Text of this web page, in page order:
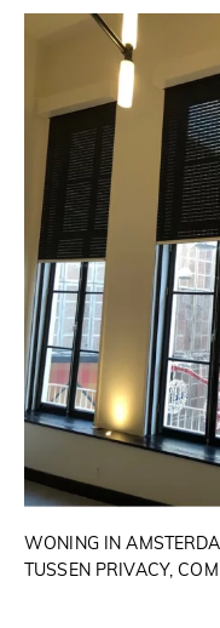
WONING IN
TUSSEN PRIVACY,